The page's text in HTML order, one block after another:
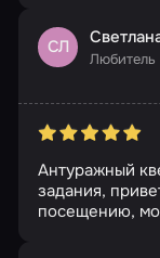
СЛ
Любитель
Антуражный
задания,
посещению,